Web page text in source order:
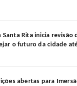
Santa Rita inicia revisão
o futuro da cidade
abertas para